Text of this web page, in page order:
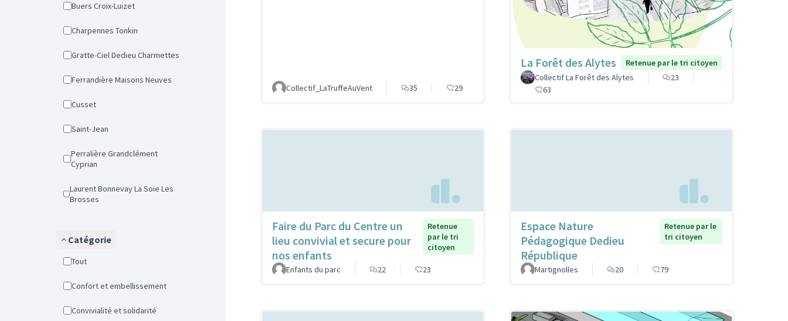
Buers Croix-Luizet
Charpennes Tonkin
Gratte-Ciel Dedieu Charmettes
Ferrandière Maisons Neuves
Cusset
Saint-Jean
Perralière Grandclément
Cyprian
Laurent Bonnevay La Soie Les
Brosses
Catégorie
Tout
Confort et embellissement
Convivialité et solidarité
Collectif_LaTruffeAuVent 35 29
La Forêt des Alytes
Retenue par le tri citoyen
Collectif La Forêt des Alytes
23
63
Faire du Parc du Centre un
lieu convivial et secure pour
nos enfants
Retenue
par le tri
citoyen
Enfants du parc 22 23
Espace Nature
Pédagogique Dedieu
République
Retenue par le
tri citoyen
Martignolles 20 79